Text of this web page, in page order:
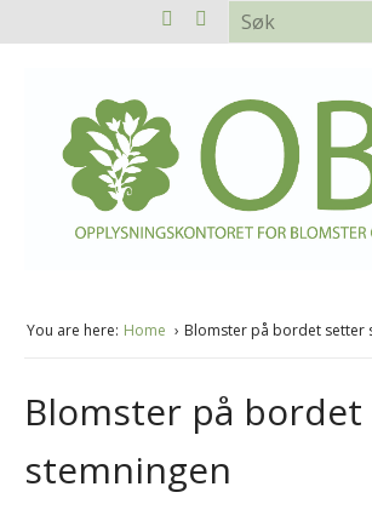
You are here: Home Blomster på bordet setter
Blomster på
stemningen